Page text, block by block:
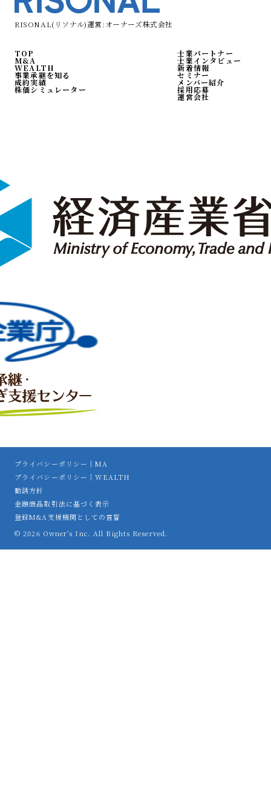
RISONAL(リソナル)運営:オーナーズ株式会社
TOP
M&A
WEALTH
事業承継を知る
成約実績
株価シミュレーター
士業パートナー
士業インタビュー
新着情報
セミナー
メンバー紹介
採用応募
運営会社
プライバシーポリシー｜MA
プライバシーポリシー｜WEALTH
勧誘方針
金融商品取引法に基づく表示
登録M&A支援機関としての宣誓
© 2026 Owner’s Inc. All Rights Reserved.